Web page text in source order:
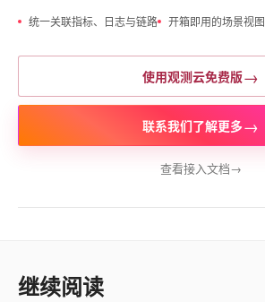
统一关联指标、日志与链路 开箱即用的场景视图
使用观测云免费版→
联系我们了解更多→
查看接入文档→
继续阅读